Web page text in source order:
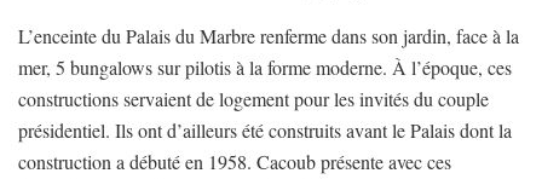
L’enceinte du Palais du Marbre renferme dans son jardin, face à la
mer, 5 bungalows sur pilotis à la forme moderne. À l’époque, ces
constructions servaient de logement pour les invités du couple
présidentiel. Ils ont d’ailleurs été construits avant le Palais dont la
construction a débuté en 1958. Cacoub présente avec ces